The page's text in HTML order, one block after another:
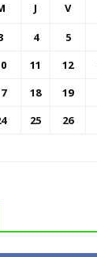
J V
4 5
11 12
18 19
25 26